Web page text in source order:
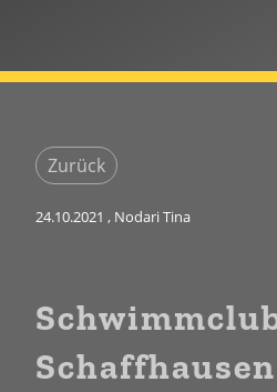
Zurück
24.10.2021 , Nodari Tina